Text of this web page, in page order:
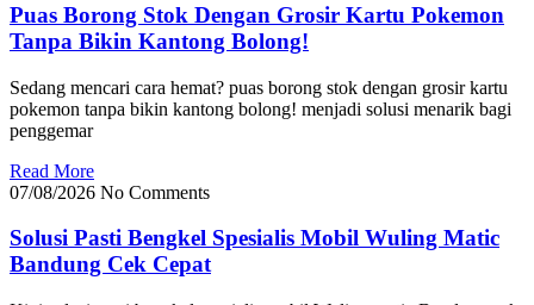
Puas Borong Stok Dengan Grosir Kartu Pokemon
Tanpa Bikin Kantong Bolong!
Sedang mencari cara hemat? puas borong stok dengan grosir kartu
pokemon tanpa bikin kantong bolong! menjadi solusi menarik bagi
penggemar
Read More
07/08/2026 No Comments
Solusi Pasti Bengkel Spesialis Mobil Wuling Matic
Bandung Cek Cepat